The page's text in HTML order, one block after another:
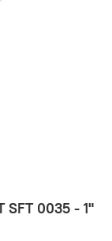
SFT 0035 - 1"